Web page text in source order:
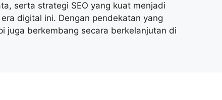
serta strategi SEO yang kuat menjadi
digital ini. Dengan pendekatan yang
juga berkembang secara berkelanjutan di